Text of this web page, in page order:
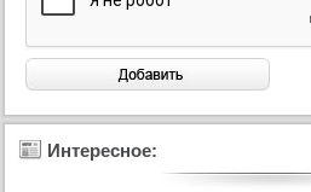
Интересное: